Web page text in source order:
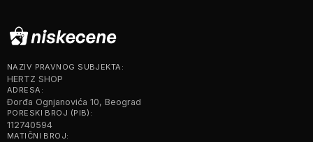
NAZIV PRAVNOG SUBJEKTA:
HERTZ SHOP
ADRESA:
Đorđa Ognjanovića 10, Beograd
PORESKI BROJ (PIB):
112740594
MATIČNI BROJ: